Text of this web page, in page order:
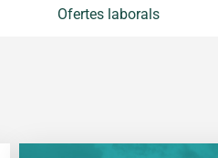
Ofertes laborals